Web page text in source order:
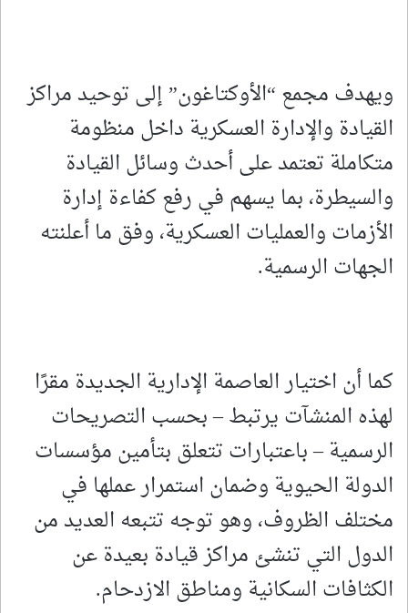
ويهدف مجمع “الأوكتاغون” إلى توحيد مراكز
القيادة والإدارة العسكرية داخل منظومة
متكاملة تعتمد على أحدث وسائل القيادة
والسيطرة، بما يسهم في رفع كفاءة إدارة
الأزمات والعمليات العسكرية، وفق ما أعلنته
الجهات الرسمية.
كما أن اختيار العاصمة الإدارية الجديدة مقرًا
لهذه المنشآت يرتبط – بحسب التصريحات
الرسمية – باعتبارات تتعلق بتأمين مؤسسات
الدولة الحيوية وضمان استمرار عملها في
مختلف الظروف، وهو توجه تتبعه العديد من
الدول التي تنشئ مراكز قيادة بعيدة عن
الكثافات السكانية ومناطق الازدحام.